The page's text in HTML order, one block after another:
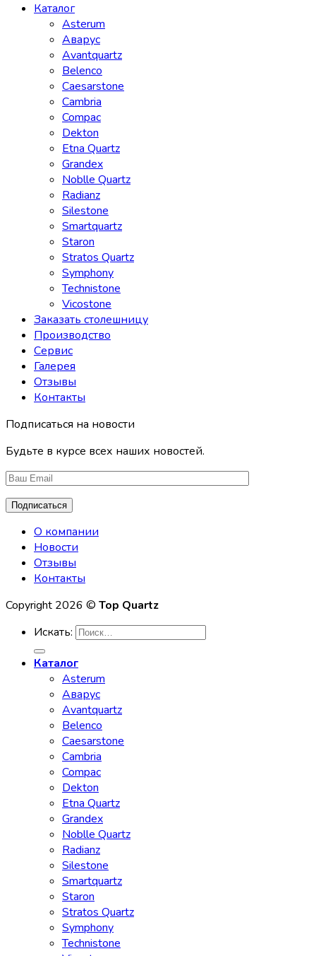
Каталог
Asterum
Аварус
Avantquartz
Belenco
Caesarstone
Cambria
Compac
Dekton
Etna Quartz
Grandex
Noblle Quartz
Radianz
Silestone
Smartquartz
Staron
Stratos Quartz
Symphony
Technistone
Vicostone
Заказать столешницу
Производство
Сервис
Галерея
Отзывы
Контакты
Подписаться на новости
Будьте в курсе всех наших новостей.
О компании
Новости
Отзывы
Контакты
Copyright 2026 © Top Quartz
Искать:
Каталог
Asterum
Аварус
Avantquartz
Belenco
Caesarstone
Cambria
Compac
Dekton
Etna Quartz
Grandex
Noblle Quartz
Radianz
Silestone
Smartquartz
Staron
Stratos Quartz
Symphony
Technistone